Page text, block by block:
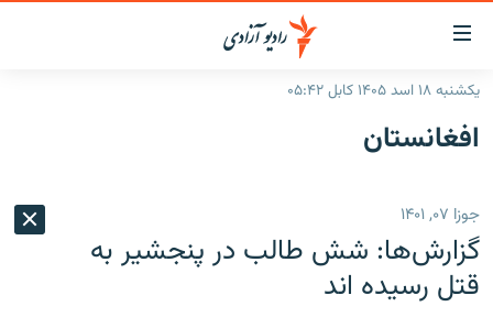
لینک‌های
قابل
دسترسی
بازگشت
بازگشت
به
منوی
اصلی
صفحه نخست
گزارش‌ها
منطقه
شرق میانه
افغانستان
جهان
جدول نشرات
مصاحبه‌ها
یکشنبه ۱۸ اسد ۱۴۰۵ کابل ۰۵:۴۲
افغانستان
جوزا ۰۷, ۱۴۰۱
گزارش‌ها: شش طالب در پنجشیر به
قتل رسیده اند